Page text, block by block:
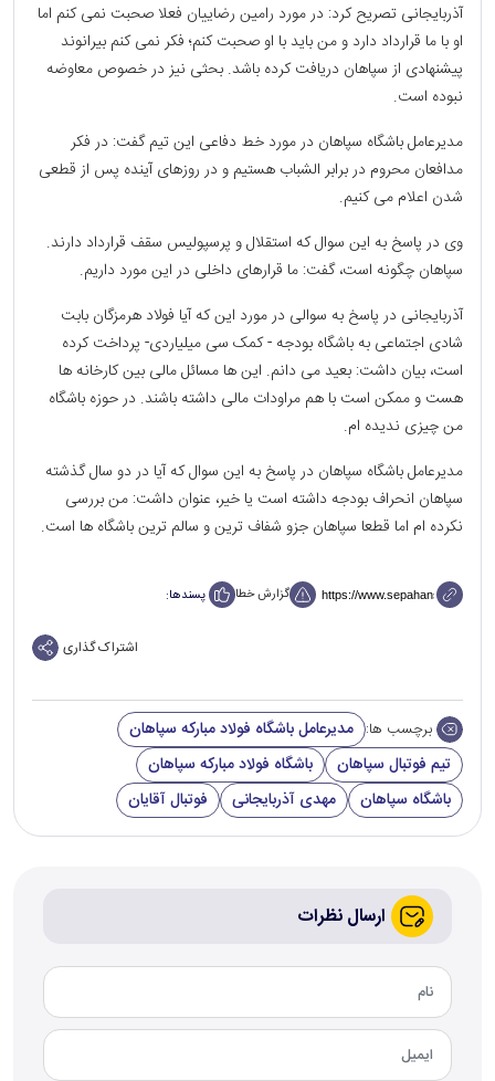
آذربایجانی تصریح کرد: در مورد رامین رضاییان فعلا صحبت نمی کنم اما
او با ما قرارداد دارد و من باید با او صحبت کنم؛ فکر نمی کنم بیرانوند
پیشنهادی از سپاهان دریافت کرده باشد. بحثی نیز در خصوص معاوضه
نبوده است.
مدیرعامل باشگاه سپاهان در مورد خط دفاعی این تیم گفت: در فکر
مدافعان محروم در برابر الشباب هستیم و در روزهای آینده پس از قطعی
شدن اعلام می کنیم.
وی در پاسخ به این سوال که استقلال و پرسپولیس سقف قرارداد دارند.
سپاهان چگونه است، گفت: ما قرارهای داخلی در این مورد داریم.
آذربایجانی در پاسخ به سوالی در مورد این که آیا فولاد هرمزگان بابت
شادی اجتماعی به باشگاه بودجه - کمک سی میلیاردی- پرداخت کرده
است، بیان داشت: بعید می دانم. این ها مسائل مالی بین کارخانه ها
هست و ممکن است با هم مراودات مالی داشته باشند. در حوزه باشگاه
من چیزی ندیده ام.
مدیرعامل باشگاه سپاهان در پاسخ به این سوال که آیا در دو سال گذشته
سپاهان انحراف بودجه داشته است یا خیر، عنوان داشت: من بررسی
نکرده ام اما قطعا سپاهان جزو شفاف ترین و سالم ترین باشگاه ها است.
گزارش خطا پسندها:
اشتراک گذاری
برچسب ها: مدیرعامل باشگاه فولاد مبارکه سپاهان
تیم فوتبال سپاهان
باشگاه فولاد مبارکه سپاهان
باشگاه سپاهان
مهدی آذربایجانی فوتبال آقایان
ارسال نظرات